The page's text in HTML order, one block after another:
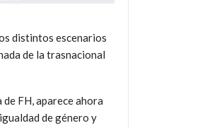
distintos escenarios
de la trasnacional
FH, aparece ahora
de género y